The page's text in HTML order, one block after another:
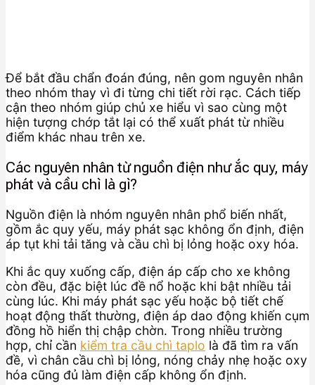
Để bắt đầu chẩn đoán đúng, nên gom nguyên nhân
theo nhóm thay vì đi từng chi tiết rời rạc. Cách tiếp
cận theo nhóm giúp chủ xe hiểu vì sao cùng một
hiện tượng chớp tắt lại có thể xuất phát từ nhiều
điểm khác nhau trên xe.
Các nguyên nhân từ nguồn điện như ắc quy, máy
phát và cầu chì là gì?
Nguồn điện là nhóm nguyên nhân phổ biến nhất,
gồm ắc quy yếu, máy phát sạc không ổn định, điện
áp tụt khi tải tăng và cầu chì bị lỏng hoặc oxy hóa.
Khi ắc quy xuống cấp, điện áp cấp cho xe không
còn đều, đặc biệt lúc đề nổ hoặc khi bật nhiều tải
cùng lúc. Khi máy phát sạc yếu hoặc bộ tiết chế
hoạt động thất thường, điện áp dao động khiến cụm
đồng hồ hiển thị chập chờn. Trong nhiều trường
hợp, chỉ cần kiểm tra cầu chì taplo là đã tìm ra vấn
đề, vì chân cầu chì bị lỏng, nóng chảy nhẹ hoặc oxy
hóa cũng đủ làm điện cấp không ổn định.